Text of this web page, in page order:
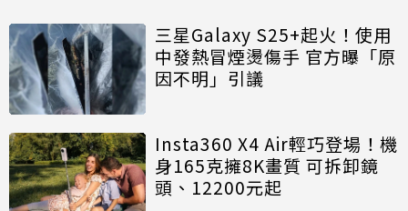
三星Galaxy S25+起火！使用
中發熱冒煙燙傷手 官方曝「原
因不明」引議
Insta360 X4 Air輕巧登場！機
身165克擁8K畫質 可拆卸鏡
頭、12200元起